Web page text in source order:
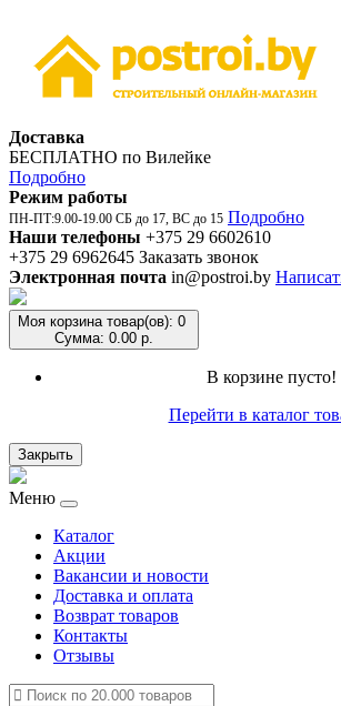
Доставка
БЕСПЛАТНО по Вилейке
Подробно
Режим работы
ПН-ПТ:9.00-19.00 СБ до 17, ВС до 15 Подробно
Наши телефоны +375 29 6602610
+375 29 6962645 Заказать звонок
Электронная почта in@postroi.by
Моя корзина товар(ов): 0
Сумма: 0.00 р.
В корзине пусто!
Перейти в каталог
Закрыть
Меню
Каталог
Акции
Вакансии и новости
Доставка и оплата
Возврат товаров
Контакты
Отзывы